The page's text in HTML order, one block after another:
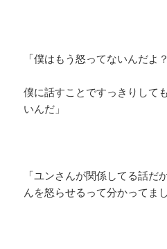
「僕はもう怒ってないんだよ？
僕に話すことですっきりして
いんだ」
「ユンさんが関係してる話だ
んを怒らせるって分かってまし